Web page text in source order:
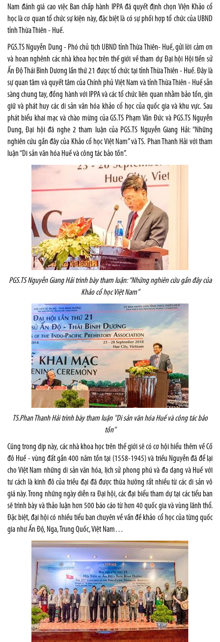
Nam đánh giá cao việc Ban chấp hành IPPA đã quyết định chọn Viện Khảo cổ
học là cơ quan tổ chức sự kiện này, đặc biệt là có sự phối hợp tổ chức của UBND
tỉnh Thừa Thiên - Huế.
PGS.TS Nguyễn Dung - Phó chủ tịch UBND tỉnh Thừa Thiên- Huế, gửi lời cảm ơn
và hoan nghênh các nhà khoa học trên thế giới về tham dự Đại hội Hội tiền sử
Ấn Độ Thái Bình Dương lần thứ 21 được tổ chức tại tỉnh Thừa Thiên - Huế. Đây là
sự quan tâm và quyết tâm của Chính phủ Việt Nam và tỉnh Thừa Thiên - Huế sẵn
sàng chung tay, đồng hành với IPPA và các tổ chức liên quan nhằm bảo tồn, gìn
giữ và phát huy các di sản văn hóa khảo cổ học của quốc gia và khu vực. Sau
phát biểu khai mạc và chào mừng của GS.TS Phạm Văn Đức và PGS.TS Nguyễn
Dung, Đại hội đã nghe 2 tham luận của PGS.TS Nguyễn Giang Hải: “Những
nghiên cứu gần đây của Khảo cổ học Việt Nam” và TS. Phan Thanh Hải với tham
luận “Di sản văn hóa Huế và công tác bảo tồn”.
PGS.TS Nguyễn Giang Hải trình bày tham luận: “Những nghiên cứu gần đây của
Khảo cổ học Việt Nam”
TS.Phan Thanh Hải trình bày tham luận "Di sản văn hóa Huế và công tác bảo
tồn"
Cũng trong dịp này, các nhà khoa học trên thế giới sẽ có cơ hội hiểu thêm về Cố
đô Huế - vùng đất gần 400 năm tồn tại (1558-1945) và triều Nguyễn đã để lại
cho Việt Nam những di sản văn hóa, lịch sử phong phú và đa dạng và Huế với
tư cách là kinh đô của triều đại đã được thừa hưởng rất nhiều từ các di sản vô
giá này. Trong những ngày diễn ra Đại hội, các đại biểu tham dự tại các tiểu ban
sẽ trình bày và thảo luận hơn 500 báo cáo từ hơn 40 quốc gia và vùng lãnh thổ.
Đặc biệt, đại hội có nhiều tiểu ban chuyên về vấn đề khảo cổ học của từng quốc
gia như Ấn Độ, Nga, Trung Quốc, Việt Nam…